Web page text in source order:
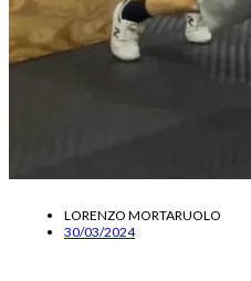
LORENZO MORTARUOLO
30/03/2024